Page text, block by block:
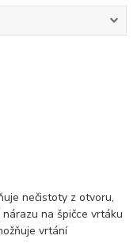
nečistoty z otvoru,
na špičce vrtáku
vrtání